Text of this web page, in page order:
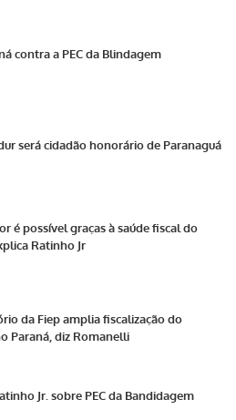
contra a PEC da Blindagem
será cidadão honorário de Paranaguá
é possível graças à saúde fiscal do
Ratinho Jr
da Fiep amplia fiscalização do
Paraná, diz Romanelli
Jr. sobre PEC da Bandidagem